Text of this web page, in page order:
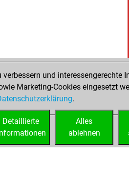
und interessengerechte
Marketing-Cookies eingesetzt
.
Alles
ablehnen
Detaillierte